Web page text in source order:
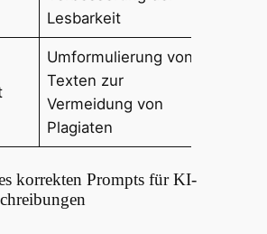
Lesbarkeit
Umformulierung von
Texten zur
Vermeidung von
Plagiaten
korrekten Prompts für KI-